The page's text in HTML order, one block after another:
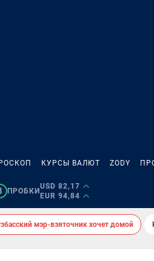
КУРСЫ ВАЛЮТ ZODY
ПРОБКИ
USD 82,17
EUR 94,84
мэр-взяточник хочет домой